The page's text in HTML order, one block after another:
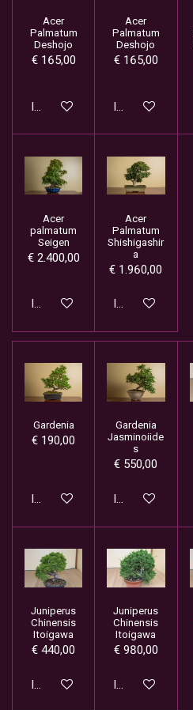
Acer
Palmatum
Deshojo
€ 165,00
In winkelwagen
Acer
Palmatum
Deshojo
€ 165,00
In winkelwagen
Acer
palmatum
Seigen
€ 2.400,00
In winkelwagen
Acer
Palmatum
Shishigashir
a
€ 1.960,00
In winkelwagen
Gardenia
€ 190,00
In winkelwagen
Gardenia
Jasminoiide
s
€ 550,00
In winkelwagen
Juniperus
Chinensis
Itoigawa
€ 440,00
In winkelwagen
Juniperus
Chinensis
Itoigawa
€ 980,00
In winkelwagen